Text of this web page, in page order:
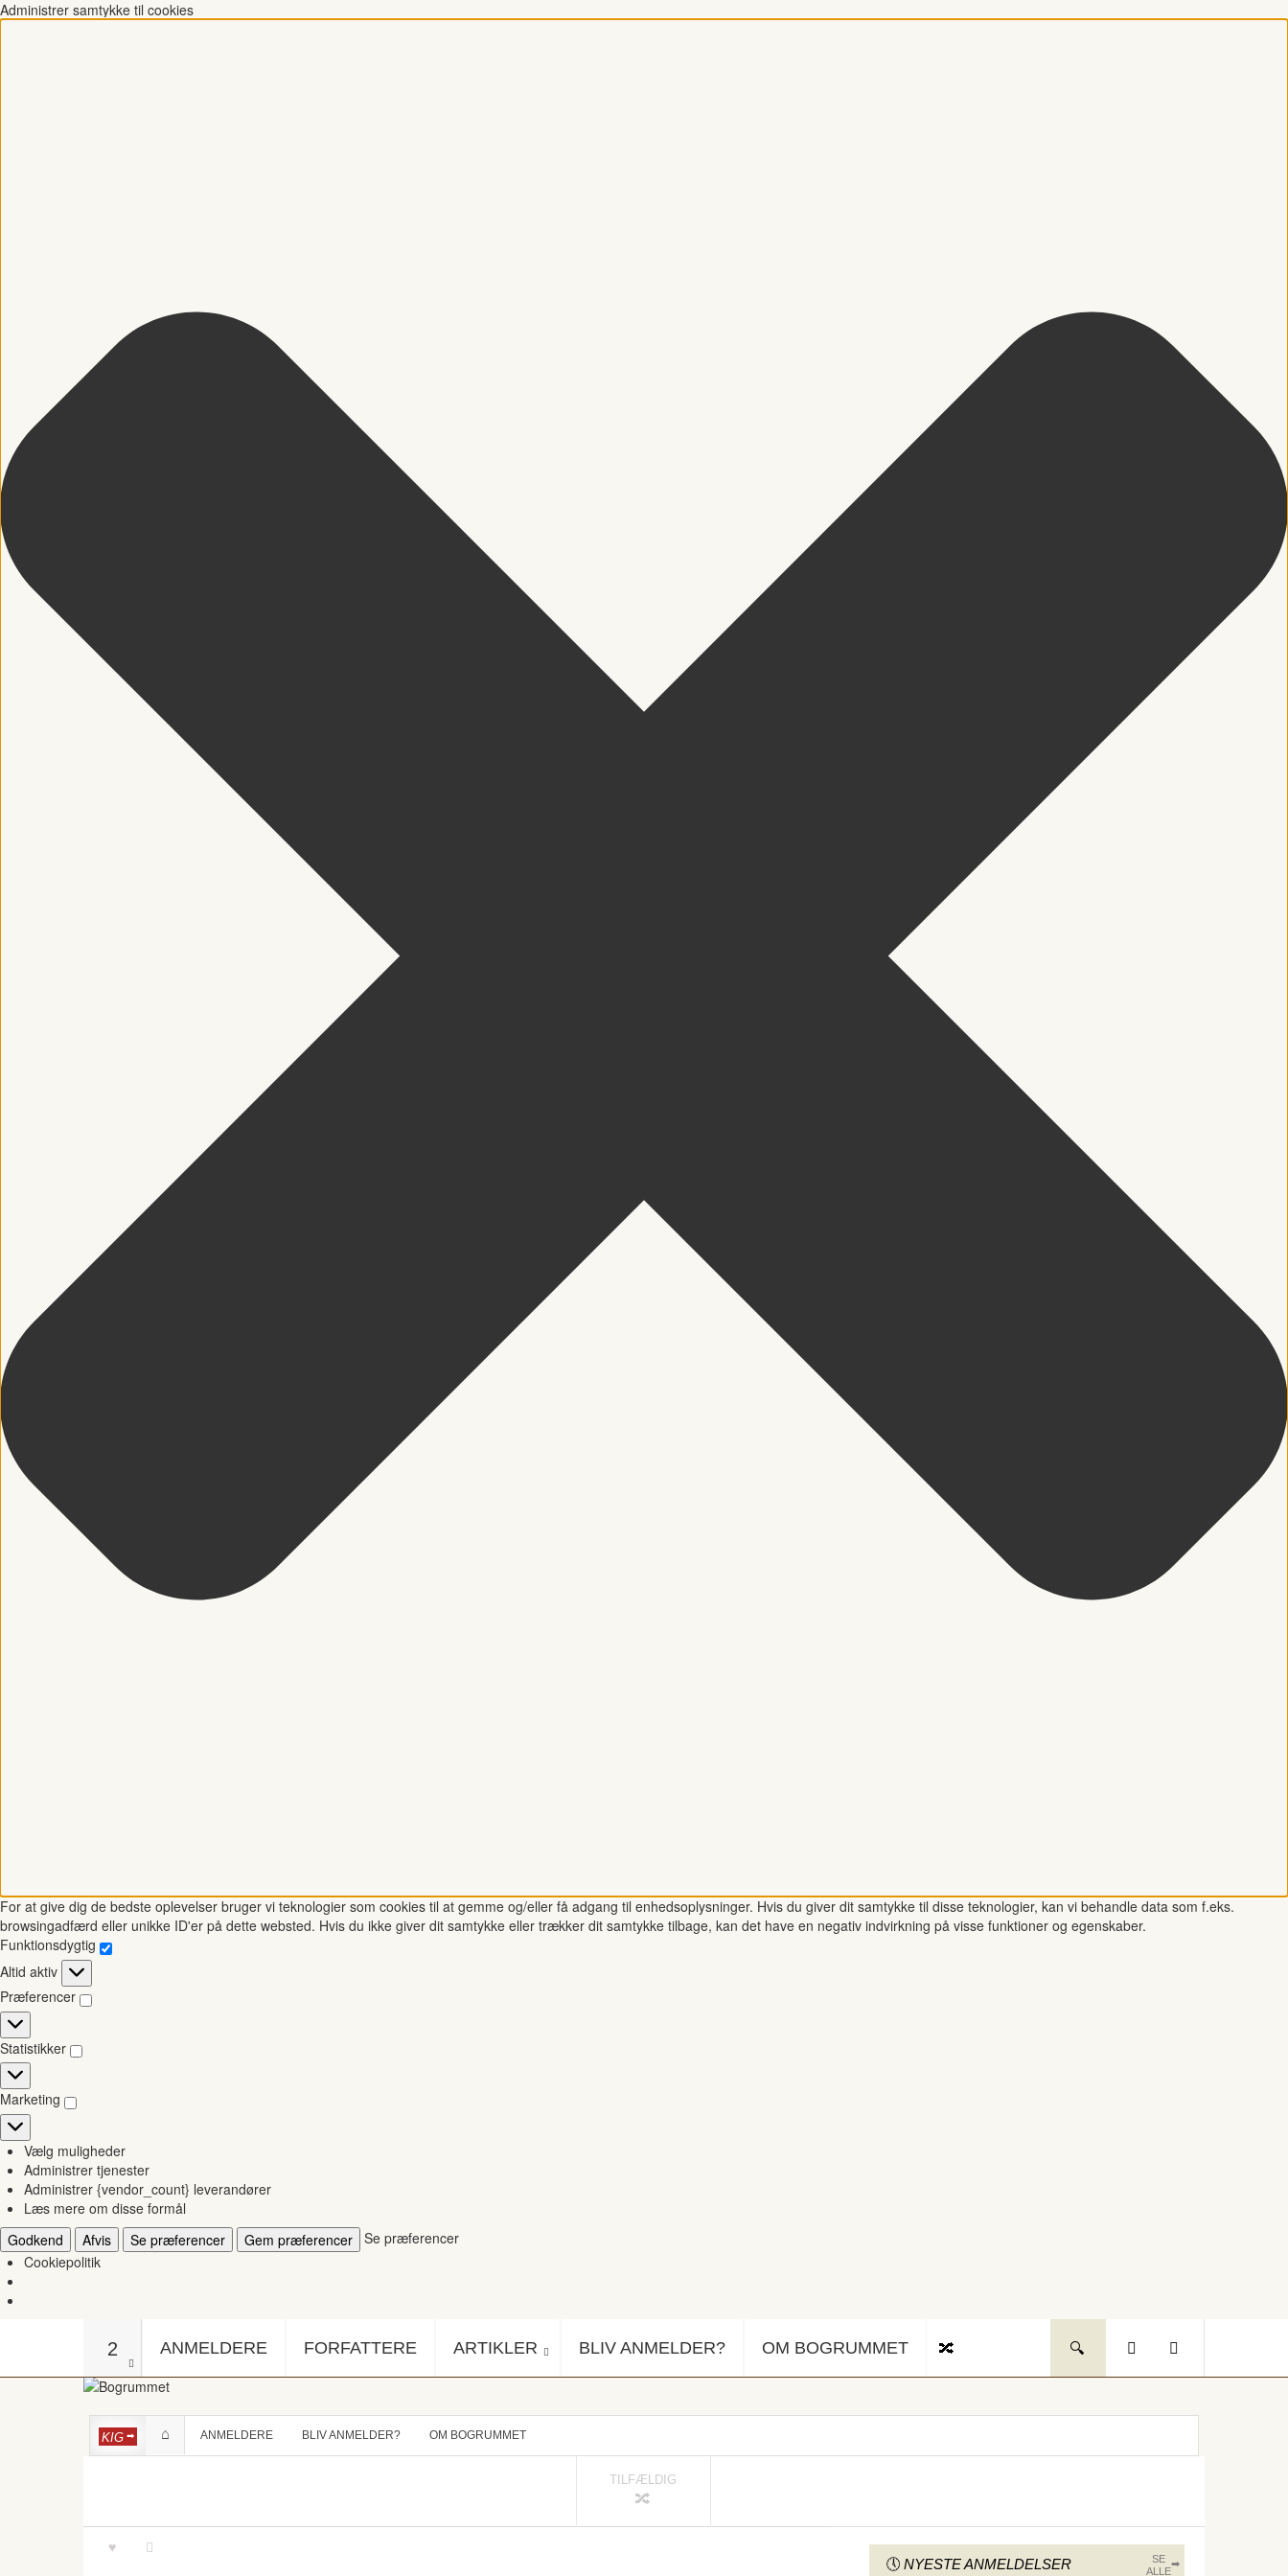
Administrer samtykke til cookies
For at give dig de bedste oplevelser bruger vi teknologier som cookies til at gemme og/eller få adgang til enhedsoplysninger. Hvis du giver dit samtykke til disse teknologier, kan vi behandle data som f.eks.
browsingadfærd eller unikke ID'er på dette websted. Hvis du ikke giver dit samtykke eller trækker dit samtykke tilbage, kan det have en negativ indvirkning på visse funktioner og egenskaber.
Funktionsdygtig
Funktionsdygtig
Altid aktiv
Præferencer
Præferencer
Statistikker
Statistikker
Marketing
Marketing
Vælg muligheder
Administrer tjenester
Administrer {vendor_count} leverandører
Læs mere om disse formål
Godkend
Afvis Se præferencer Gem præferencer Se præferencer
Cookiepolitik
2 ANMELDERE FORFATTERE ARTIKLER BLIV ANMELDER? OM BOGRUMMET
KIG ANMELDERE BLIV ANMELDER? OM BOGRUMMET
TILFÆLDIG
NYESTE ANMELDELSER
SE
ALLE